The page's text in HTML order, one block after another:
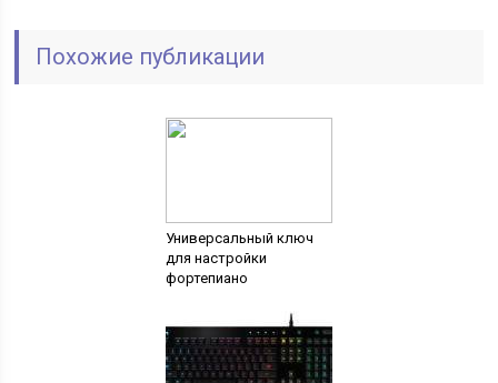
Похожие публикации
Универсальный ключ
для настройки
фортепиано